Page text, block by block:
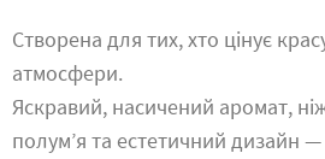
Створена для тих, хто цінує
атмосфери.
Яскравий, насичений аромат,
полум’я та естетичний дизайн